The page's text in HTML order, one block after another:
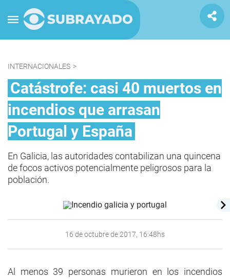
INTERNACIONALES >
Catástrofe: casi 40 muertos en
incendios que arrasan
Portugal y España
En Galicia, las autoridades contabilizan una quincena
de focos activos potencialmente peligrosos para la
población.
16 de octubre de 2017, 16:48hs
Al menos 39 personas murieron en los incendios